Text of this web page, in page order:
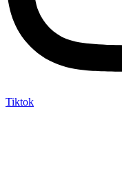
Tiktok